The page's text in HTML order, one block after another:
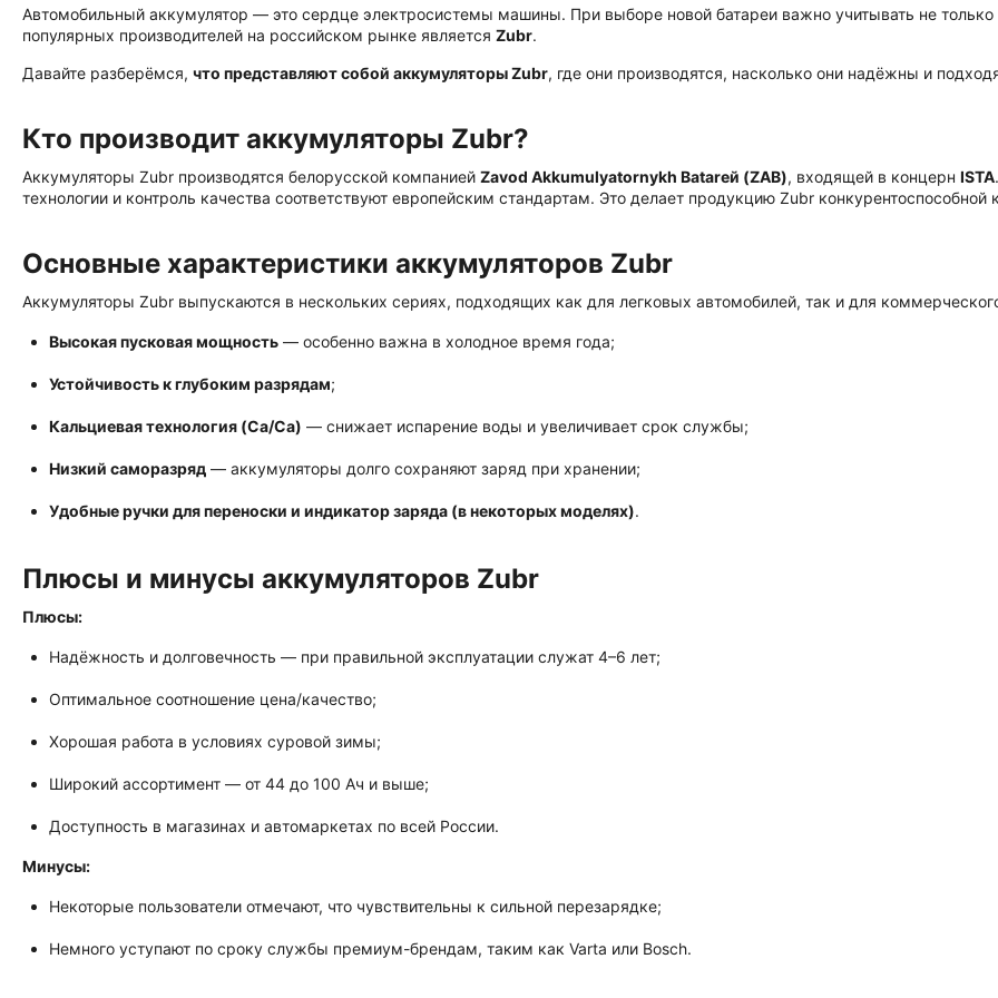
Автомобильный аккумулятор — это сердце электросистемы машины. При выборе новой батареи важно учитывать не
популярных производителей на российском рынке является Zubr.
Давайте разберёмся, что представляют собой аккумуляторы Zubr, где они производятся, насколько они надёжны и
Кто производит аккумуляторы Zubr?
Аккумуляторы Zubr производятся белорусской компанией Zavod Akkumulyatornykh Batarей (ZAB), входящей в концерн ISTA
технологии и контроль качества соответствуют европейским стандартам. Это делает продукцию Zubr
Основные характеристики аккумуляторов Zubr
Аккумуляторы Zubr выпускаются в нескольких сериях, подходящих как для легковых автомобилей, так и для
Высокая пусковая мощность — особенно важна в холодное время года;
Устойчивость к глубоким разрядам;
Кальциевая технология (Ca/Ca) — снижает испарение воды и увеличивает срок службы;
Низкий саморазряд — аккумуляторы долго сохраняют заряд при хранении;
Удобные ручки для переноски и индикатор заряда (в некоторых моделях).
Плюсы и минусы аккумуляторов Zubr
Плюсы:
Надёжность и долговечность — при правильной эксплуатации служат 4–6 лет;
Оптимальное соотношение цена/качество;
Хорошая работа в условиях суровой зимы;
Широкий ассортимент — от 44 до 100 Ач и выше;
Доступность в магазинах и автомаркетах по всей России.
Минусы:
Некоторые пользователи отмечают, что чувствительны к сильной перезарядке;
Немного уступают по сроку службы премиум-брендам, таким как Varta или Bosch.